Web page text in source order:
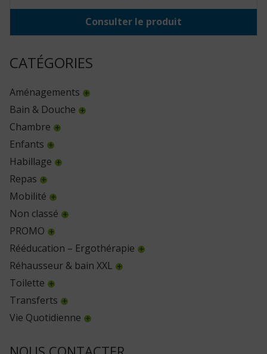
CATÉGORIES
Aménagements
Bain & Douche
Chambre
Enfants
Habillage
Repas
Mobilité
Non classé
PROMO
Rééducation – Ergothérapie
Réhausseur & bain XXL
Toilette
Transferts
Vie Quotidienne
Consulter le produit